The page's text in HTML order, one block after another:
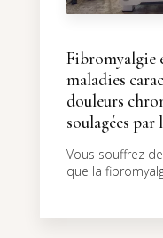
Fibromyalgie
maladies
douleurs
soulagées
Vous souffrez
que la